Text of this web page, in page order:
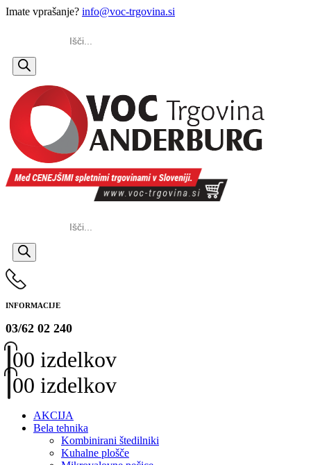
Imate vprašanje? info@voc-trgovina.si
INFORMACIJE
03/62 02 240
00 izdelkov
00 izdelkov
AKCIJA
Bela tehnika
Kombinirani štedilniki
Kuhalne plošče